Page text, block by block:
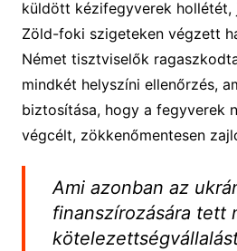
küldött kézifegyverek hollétét,
Zöld-foki szigeteken végzett
Német tisztviselők
mindkét helyszíni ellenőrzés,
biztosítása, hogy a fegyverek
végcélt, zökkenőmentesen
Ami azonban az
finanszírozására tett